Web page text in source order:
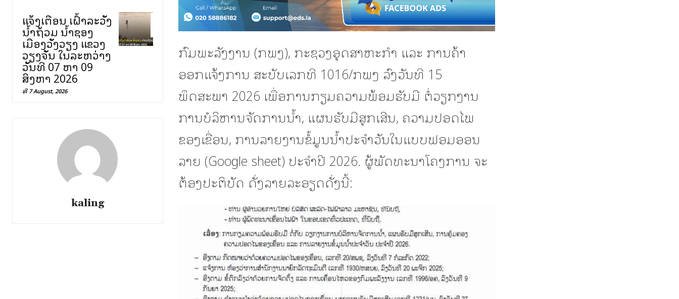
ແຈ້ງເຕືອນ ເຝົ້າລະວັງ
ນ້ຳຖ້ວມ ນ້ຳຊອງ
ເມືອງວັງວຽງ ແຂວງ
ວຽງຈັນ ໃນລະຫວ່າງ
ວັນທີ 07 ຫາ 09
ສິງຫາ 2026
ທີ 7 August, 2026
kaling
ກົມພະລັງງານ (ກພງ), ກະຊວງອຸດສາຫະກຳ ແລະ ການຄ້າ
ອອກແຈ້ງການ ສະບັບເລກທີ 1016/ກພງ ລົງວັນທີ 15
ພຶດສະພາ 2026 ເພື່ອການກຽມຄວາມພ້ອມຮັບມື ຕໍ່ວຽກງານ
ການບໍລິຫານຈັດການນໍ້າ, ແຜນຮັບມືສຸກເສີນ, ຄວາມປອດໄພ
ຂອງເຂື່ອນ, ການລາຍງານຂໍ້ມູນນໍ້າປະຈໍາວັນໃນແບບຟອມອອນ
ລາຍ (Google sheet) ປະຈໍາປີ 2026. ຜູ້ພັດທະນາໂຄງການ ຈະ
ຕ້ອງປະຕິບັດ ດັ່ງລາຍລະອຽດດັ່ງນີ້: